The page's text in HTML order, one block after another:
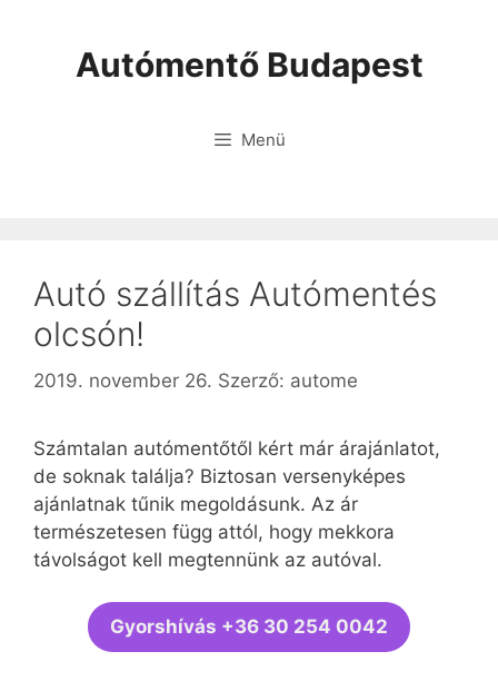
Autómentő Budapest
Menü
Autó szállítás Autómentés
olcsón!
2019. november 26. Szerző: autome
Számtalan autómentőtől kért már árajánlatot,
de soknak találja? Biztosan versenyképes
ajánlatnak tűnik megoldásunk. Az ár
természetesen függ attól, hogy mekkora
távolságot kell megtennünk az autóval.
Gyorshívás +36 30 254 0042